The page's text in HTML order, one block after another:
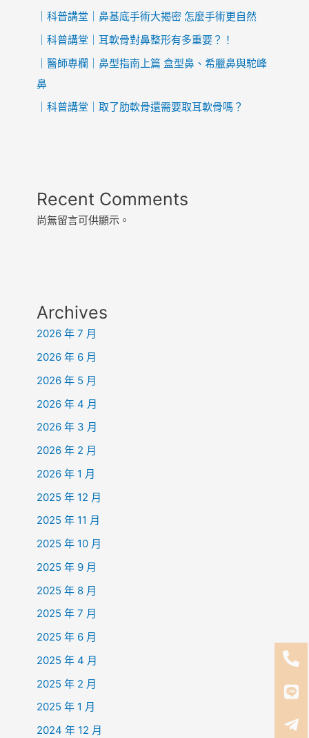
｜科普講堂｜鼻基底手術大揭密 怎麼手術更自然
｜科普講堂｜耳軟骨對鼻整形有多重要？！
｜醫師專欄｜鼻型指南上篇 盒型鼻、希臘鼻與駝峰
鼻
｜科普講堂｜取了肋軟骨還需要取耳軟骨嗎？
Recent Comments
尚無留言可供顯示。
Archives
2026 年 7 月
2026 年 6 月
2026 年 5 月
2026 年 4 月
2026 年 3 月
2026 年 2 月
2026 年 1 月
2025 年 12 月
2025 年 11 月
2025 年 10 月
2025 年 9 月
2025 年 8 月
2025 年 7 月
2025 年 6 月
2025 年 4 月
2025 年 2 月
2025 年 1 月
2024 年 12 月